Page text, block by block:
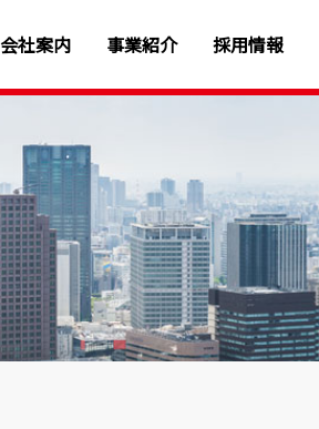
会社案内 事業紹介 採用情報